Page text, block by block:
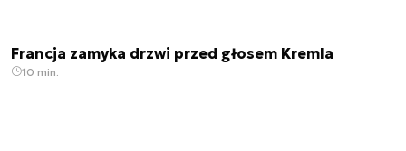
Francja zamyka drzwi przed głosem Kremla
10 min.